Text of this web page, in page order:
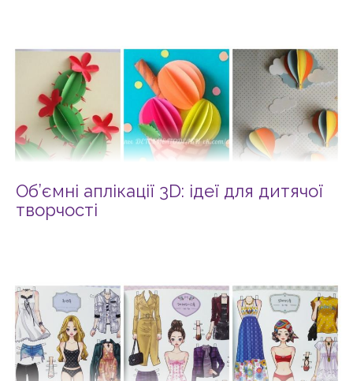
Об’ємні аплікації 3D: ідеї для дитячої
творчості